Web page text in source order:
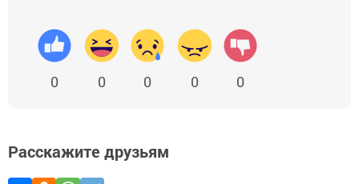
0 0 0 0 0
Расскажите друзьям